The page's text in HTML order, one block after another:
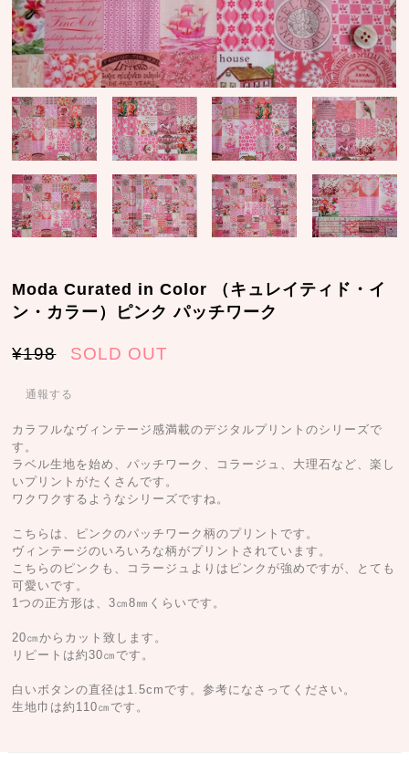
Moda Curated in Color （キュレイティド・イ
ン・カラー）ピンク パッチワーク
¥198 SOLD OUT
通報する
カラフルなヴィンテージ感満載のデジタルプリントのシリーズで
す。
ラベル生地を始め、パッチワーク、コラージュ、大理石など、楽し
いプリントがたくさんです。
ワクワクするようなシリーズですね。
こちらは、ピンクのパッチワーク柄のプリントです。
ヴィンテージのいろいろな柄がプリントされています。
こちらのピンクも、コラージュよりはピンクが強めですが、とても
可愛いです。
1つの正方形は、3㎝8㎜くらいです。
20㎝からカット致します。
リピートは約30㎝です。
白いボタンの直径は1.5cmです。参考になさってください。
生地巾は約110㎝です。